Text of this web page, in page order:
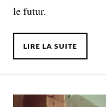
le futur.
LIRE LA SUITE